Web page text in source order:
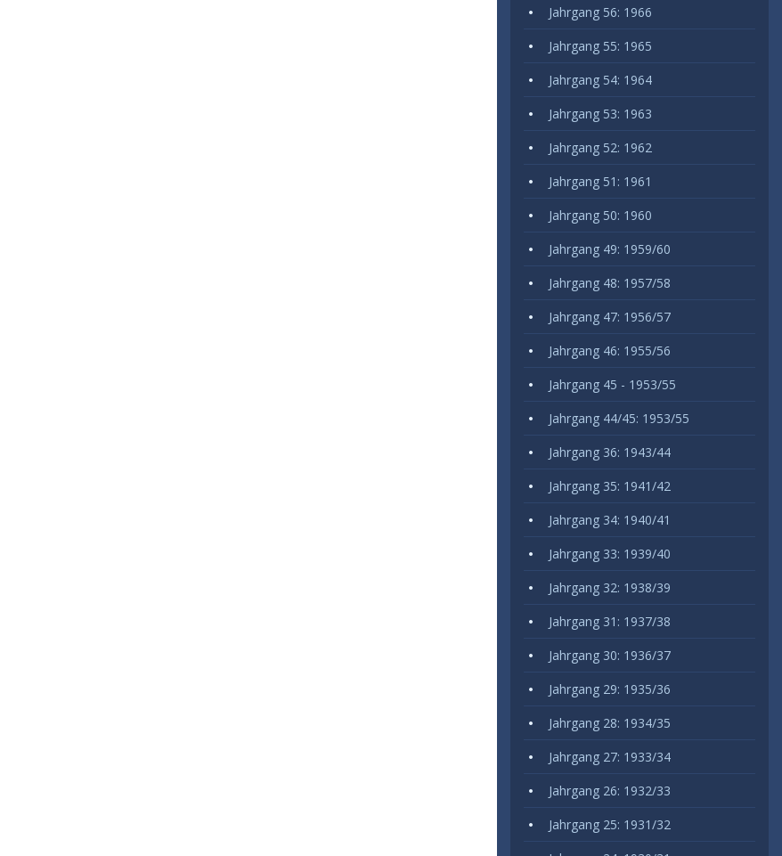
Jahrgang 56: 1966
Jahrgang 55: 1965
Jahrgang 54: 1964
Jahrgang 53: 1963
Jahrgang 52: 1962
Jahrgang 51: 1961
Jahrgang 50: 1960
Jahrgang 49: 1959/60
Jahrgang 48: 1957/58
Jahrgang 47: 1956/57
Jahrgang 46: 1955/56
Jahrgang 45 - 1953/55
Jahrgang 44/45: 1953/55
Jahrgang 36: 1943/44
Jahrgang 35: 1941/42
Jahrgang 34: 1940/41
Jahrgang 33: 1939/40
Jahrgang 32: 1938/39
Jahrgang 31: 1937/38
Jahrgang 30: 1936/37
Jahrgang 29: 1935/36
Jahrgang 28: 1934/35
Jahrgang 27: 1933/34
Jahrgang 26: 1932/33
Jahrgang 25: 1931/32